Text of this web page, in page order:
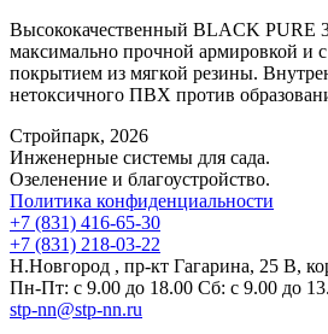
Высококачественный BLACK PURE
максимально прочной армировкой и
покрытием из мягкой резины.
нетоксичного ПВХ против
Стройпарк, 2026
Инженерные системы для сада.
Озеленение и благоустройство.
Политика конфиденциальности
+7 (831) 416-65-30
+7 (831) 218-03-22
Н.Новгород , пр-кт Гагарина, 25 В,
Пн-Пт: с 9.00 до 18.00 Сб: с 9.00 до
stp-nn@stp-nn.ru